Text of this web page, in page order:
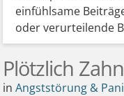
einfühlsame
oder verurteilende
Plötzlich
inAngststörung &